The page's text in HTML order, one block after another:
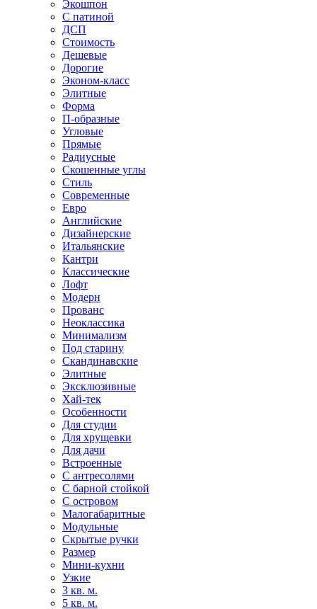
Экошпон
С патиной
ДСП
Стоимость
Дешевые
Дорогие
Эконом-класс
Элитные
Форма
П-образные
Угловые
Прямые
Радиусные
Скошенные углы
Стиль
Современные
Евро
Английские
Дизайнерские
Итальянские
Кантри
Классические
Лофт
Модерн
Прованс
Неоклассика
Минимализм
Под старину
Скандинавские
Элитные
Эксклюзивные
Хай-тек
Особенности
Для студии
Для хрущевки
Для дачи
Встроенные
С антресолями
С барной стойкой
С островом
Малогабаритные
Модульные
Скрытые ручки
Размер
Мини-кухни
Узкие
3 кв. м.
5 кв. м.